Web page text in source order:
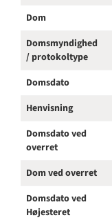
Dom
Domsmyndighed
/ protokoltype
Domsdato
Henvisning
Domsdato ved
overret
Dom ved overret
Domsdato ved
Højesteret